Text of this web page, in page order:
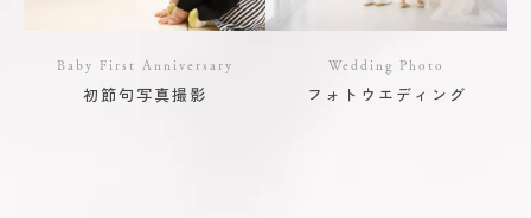
Baby First Anniversary
初節句写真撮影
Wedding Photo
フォトウエディング